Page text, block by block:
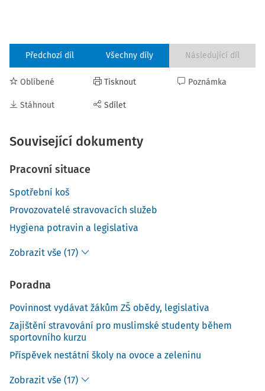
Předchozí díl Všechny díly Následující díl
Oblíbené
Stáhnout
Tisknout
Sdílet
Poznámka
Související dokumenty
Pracovní situace
Spotřební koš
Provozovatelé stravovacích služeb
Hygiena potravin a legislativa
Zobrazit vše (17)
Poradna
Povinnost vydávat žákům ZŠ obědy, legislativa
Zajištění stravování pro muslimské studenty během
sportovního kurzu
Příspěvek nestátní školy na ovoce a zeleninu
Zobrazit vše (17)